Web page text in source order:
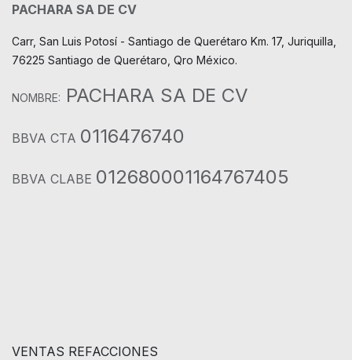
PACHARA SA DE CV
Carr, San Luis Potosí - Santiago de Querétaro Km. 17, Juriquilla,
76225 Santiago de Querétaro, Qro México.
NOMBRE: PACHARA SA DE CV
BBVA CTA 0116476740
BBVA CLABE 012680001164767405
VENTAS REFACCIONES